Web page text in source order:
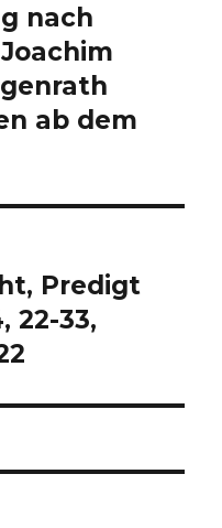
nach
ab dem
Predigt
22-33,